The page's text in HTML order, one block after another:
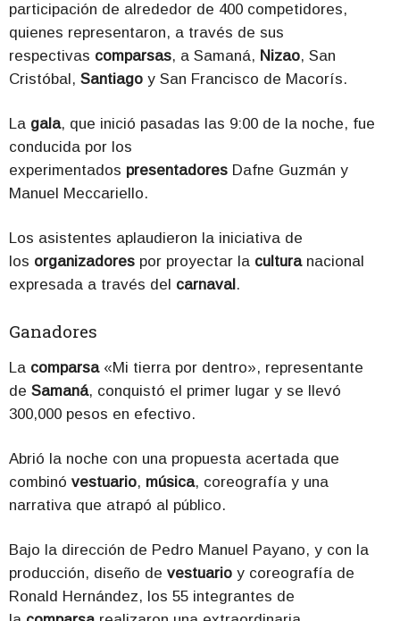
participación de alrededor de 400 competidores,
quienes representaron, a través de sus
respectivas comparsas, a Samaná, Nizao, San
Cristóbal, Santiago y San Francisco de Macorís.
La gala, que inició pasadas las 9:00 de la noche, fue
conducida por los
experimentados presentadores Dafne Guzmán y
Manuel Meccariello.
Los asistentes aplaudieron la iniciativa de
los organizadores por proyectar la culturanacional
expresada a través del carnaval.
Ganadores
La comparsa«Mi tierra por dentro», representante
de Samaná, conquistó el primer lugar y se llevó
300,000 pesos en efectivo.
Abrió la noche con una propuesta acertada que
combinó vestuario, música, coreografía y una
narrativa que atrapó al público.
Bajo la dirección de Pedro Manuel Payano, y con la
producción, diseño de vestuario y coreografía de
Ronald Hernández, los 55 integrantes de